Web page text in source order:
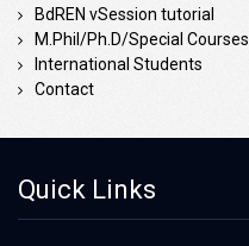
BdREN vSession tutorial
M.Phil/Ph.D/Special Courses
International Students
Contact
Quick Links